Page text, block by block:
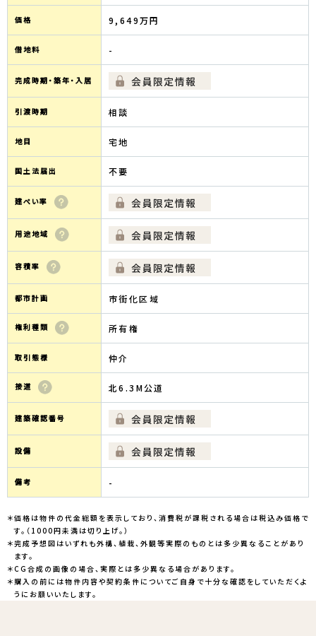
価格 9,649万円
借地料 -
完成時期・築年・入居
引渡時期 相談
地目 宅地
国土法届出 不要
建ぺい率
用途地域
容積率
都市計画 市街化区域
権利種類 所有権
取引態様 仲介
接道 北6.3M公道
建築確認番号
設備
備考 -
＊価格は物件の代金総額を表示しており、消費税が課税される場合は税込み価格で
す。（1000円未満は切り上げ。）
＊完成予想図はいずれも外構、植栽、外観等実際のものとは多少異なることがあり
ます。
＊CG合成の画像の場合、実際とは多少異なる場合があります。
＊購入の前には物件内容や契約条件についてご自身で十分な確認をしていただくよ
うにお願いいたします。